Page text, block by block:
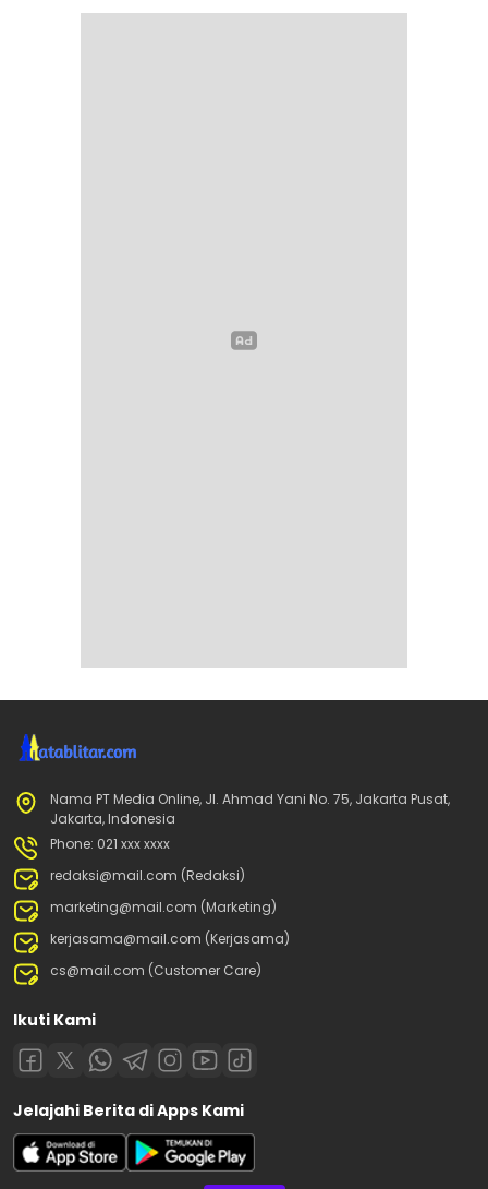
Nama PT Media Online, Jl. Ahmad Yani No. 75, Jakarta Pusat,
Jakarta, Indonesia
Phone: 021 xxx xxxx
redaksi@mail.com (Redaksi)
marketing@mail.com (Marketing)
kerjasama@mail.com (Kerjasama)
cs@mail.com (Customer Care)
Ikuti Kami
Jelajahi Berita di Apps Kami